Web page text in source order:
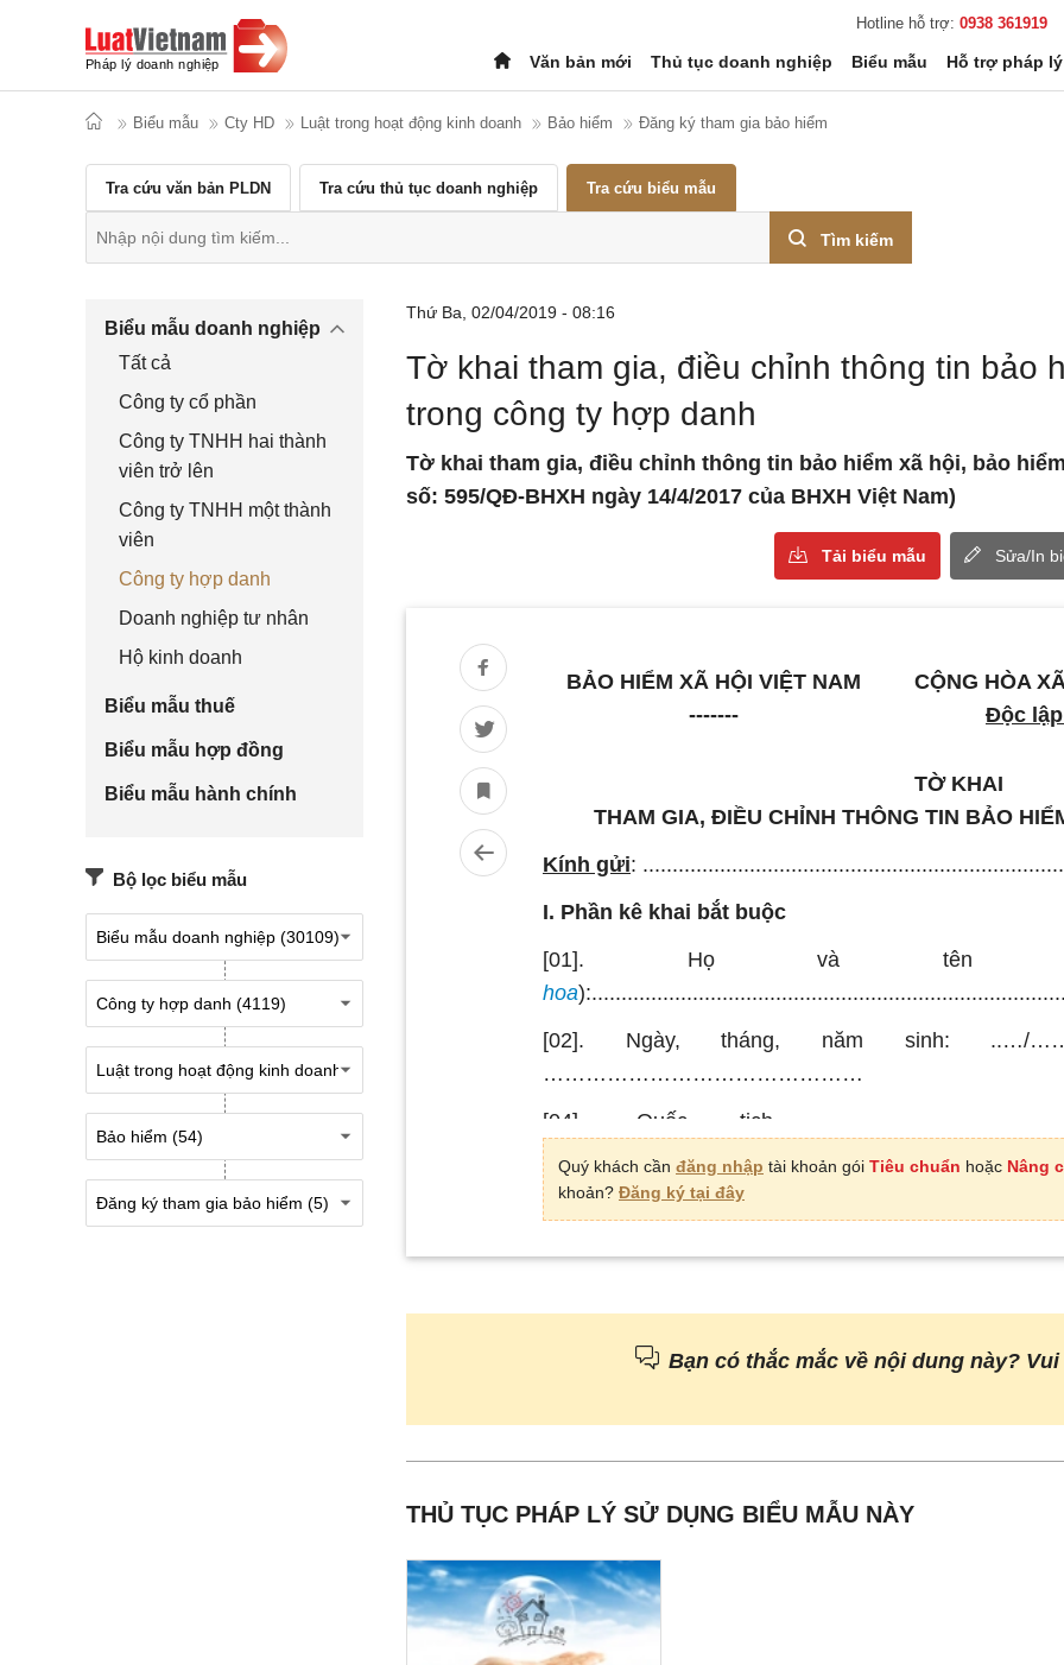
Hotline hỗ trợ: 0938 361919
Văn bản mới Thủ tục doanh nghiệp Biểu mẫu Hỗ trợ pháp lý
Biểu mẫu Cty HD Luật trong hoạt động kinh doanh Bảo hiểm Đăng ký tham gia bảo hiểm
Tra cứu văn bản PLDN Tra cứu thủ tục doanh nghiệp Tra cứu biểu mẫu
Tìm kiếm
Thứ Ba, 02/04/2019 - 08:16
Tờ khai tham gia, điều chỉnh thông tin bảo
trong công ty hợp danh
Tờ khai tham gia, điều chỉnh thông tin bảo hiểm xã hội, bảo
số: 595/QĐ-BHXH ngày 14/4/2017 của BHXH Việt Nam)
Tải biểu mẫu Sửa/In
BẢO HIỂM XÃ HỘI VIỆT NAM
-------
CỘNG HÒA
Độc
TỜ KHAI
THAM GIA, ĐIỀU CHỈNH THÔNG TIN BẢO
Kính gửi:
I. Phần kê khai bắt buộc
[01]. Họ và tên
hoa
[02]. Ngày, tháng, năm sinh: ..…/
………………………………………
[04]. Quốc tịch
………………………………………..
[06]. Nơi đăng ký giấy khai sinh: [06.1]. Xã
[07.2]. Xã (phường, thị trấn): .…………………[07.3]
[07.4].Tỉnh (Tp):
……………………………….
II. Phần kê khai chung
Quý khách cần đăng nhập tài khoản gói Tiêu chuẩn hoặc Nâng
khoản? Đăng ký tại đây
Bạn có thắc mắc về nội dung này?
THỦ TỤC PHÁP LÝ SỬ DỤNG BIỂU MẪU NÀY
Biểu mẫu doanh nghiệp
Tất cả
Công ty cổ phần
Công ty TNHH hai thành
viên trở lên
Công ty TNHH một thành
viên
Công ty hợp danh
Doanh nghiệp tư nhân
Hộ kinh doanh
Biểu mẫu thuế
Biểu mẫu hợp đồng
Biểu mẫu hành chính
Bộ lọc biểu mẫu